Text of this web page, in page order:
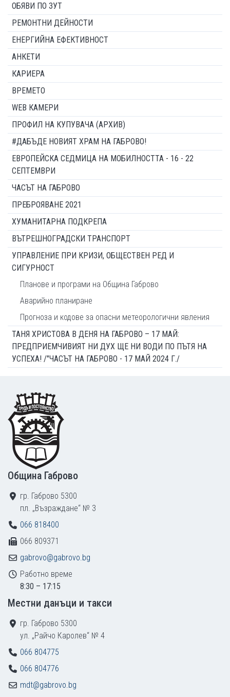
ОБЯВИ ПО ЗУТ
РЕМОНТНИ ДЕЙНОСТИ
ЕНЕРГИЙНА ЕФЕКТИВНОСТ
АНКЕТИ
КАРИЕРА
ВРЕМЕТО
WEB КАМЕРИ
ПРОФИЛ НА КУПУВАЧА (АРХИВ)
#ДАБЪДЕ НОВИЯТ ХРАМ НА ГАБРОВО!
ЕВРОПЕЙСКА СЕДМИЦА НА МОБИЛНОСТТА - 16 - 22
СЕПТЕМВРИ
ЧАСЪТ НА ГАБРОВО
ПРЕБРОЯВАНЕ 2021
ХУМАНИТАРНА ПОДКРЕПА
ВЪТРЕШНОГРАДСКИ ТРАНСПОРТ
УПРАВЛЕНИЕ ПРИ КРИЗИ, ОБЩЕСТВЕН РЕД И
СИГУРНОСТ
Планове и програми на Община Габрово
Аварийно планиране
Прогноза и кодове за опасни метеорологични явления
ТАНЯ ХРИСТОВА В ДЕНЯ НА ГАБРОВО – 17 МАЙ:
ПРЕДПРИЕМЧИВИЯТ НИ ДУХ ЩЕ НИ ВОДИ ПО ПЪТЯ НА
УСПЕХА! /"ЧАСЪТ НА ГАБРОВО - 17 МАЙ 2024 Г./
Footer
Община Габрово
гр. Габрово 5300
пл. „Възраждане“ № 3
066 818400
066 809371
gabrovo@gabrovo.bg
Работно време
8:30 – 17:15
Местни данъци и такси
гр. Габрово 5300
ул. „Райчо Каролев“ № 4
066 804775
066 804776
mdt@gabrovo.bg